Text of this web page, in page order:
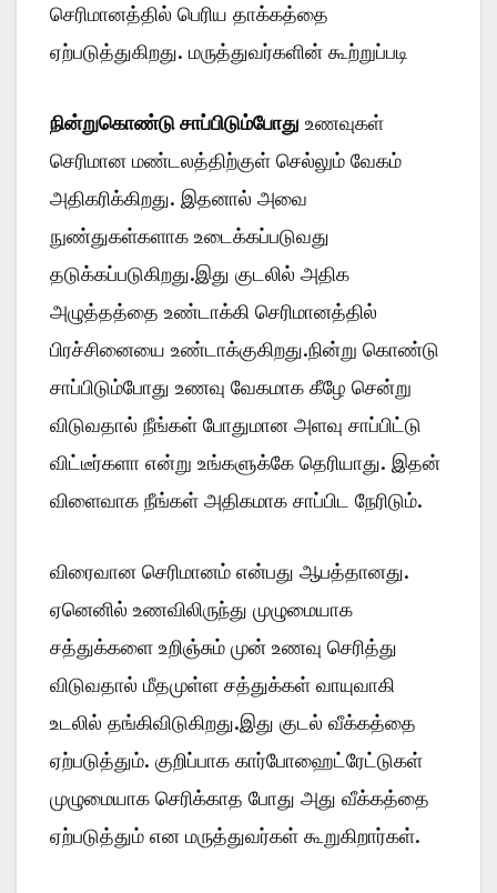
செரிமானத்தில் பெரிய தாக்கத்தை
ஏற்படுத்துகிறது. மருத்துவர்களின் கூற்றுப்படி
நின்றுகொண்டு சாப்பிடும்போது உணவுகள்
செரிமான மண்டலத்திற்குள் செல்லும் வேகம்
அதிகரிக்கிறது. இதனால் அவை
நுண்துகள்களாக உடைக்கப்படுவது
தடுக்கப்படுகிறது.இது குடலில் அதிக
அழுத்தத்தை உண்டாக்கி செரிமானத்தில்
பிரச்சினையை உண்டாக்குகிறது.நின்று கொண்டு
சாப்பிடும்போது உணவு வேகமாக கீழே சென்று
விடுவதால் நீங்கள் போதுமான அளவு சாப்பிட்டு
விட்டீர்களா என்று உங்களுக்கே தெரியாது. இதன்
விளைவாக நீங்கள் அதிகமாக சாப்பிட நேரிடும்.
விரைவான செரிமானம் என்பது ஆபத்தானது.
ஏனெனில் உணவிலிருந்து முழுமையாக
சத்துக்களை உறிஞ்சும் முன் உணவு செரித்து
விடுவதால் மீதமுள்ள சத்துக்கள் வாயுவாகி
உடலில் தங்கிவிடுகிறது.இது குடல் வீக்கத்தை
ஏற்படுத்தும். குறிப்பாக கார்போஹைட்ரேட்டுகள்
முழுமையாக செரிக்காத போது அது வீக்கத்தை
ஏற்படுத்தும் என மருத்துவர்கள் கூறுகிறார்கள்.